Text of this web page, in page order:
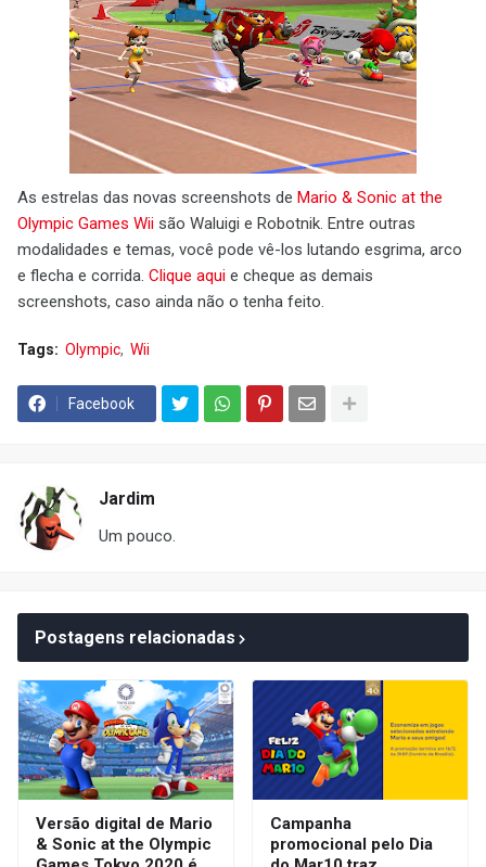
As estrelas das novas screenshots de Mario & Sonic at the
Olympic Games Wii são Waluigi e Robotnik. Entre outras
modalidades e temas, você pode vê-los lutando esgrima, arco
e flecha e corrida. Clique aqui e cheque as demais
screenshots, caso ainda não o tenha feito.
Tags: Olympic Wii
Facebook
Jardim
Um pouco.
Postagens relacionadas
Versão digital de Mario
& Sonic at the Olympic
Campanha
promocional pelo Dia